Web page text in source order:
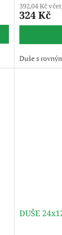
392,04 Kč
324 Kč
Duše s
DUŠE